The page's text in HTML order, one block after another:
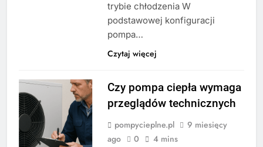
trybie chłodzenia W
podstawowej konfiguracji
pompa…
Czytaj więcej
Czy pompa ciepła wymaga
przeglądów technicznych
pompycieplne.pl
9 miesięcy
ago
0 4 mins